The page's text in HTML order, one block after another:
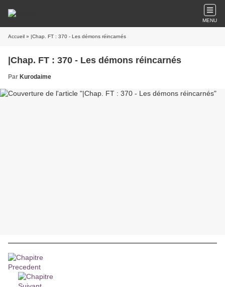
MENU
Accueil » |Chap. FT : 370 - Les démons réincarnés
|Chap. FT : 370 - Les démons réincarnés
Par Kurodaime